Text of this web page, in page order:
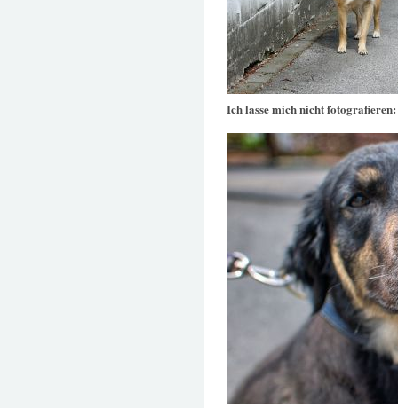
Ich lasse mich nicht fotografieren: